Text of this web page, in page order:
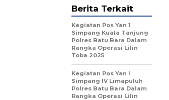
Berita Terkait
Kegiatan Pos Yan 1
Simpang Kuala Tanjung
Polres Batu Bara Dalam
Rangka Operasi Lilin
Toba 2025
Kegiatan Pos Yan I
Simpang IV Limapuluh
Polres Batu Bara Dalam
Rangka Operasi Lilin